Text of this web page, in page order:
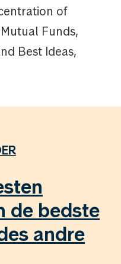
of
Funds,
Best Ideas,
de bedste
andre